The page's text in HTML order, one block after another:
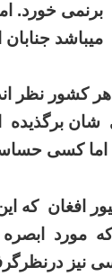
خورد.
میباشد
کشور نظر
اما کسی
افغان که
مورد
نیز